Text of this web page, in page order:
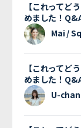
【これってど
めました！
Mai /
【これってど
めました！
U-chan